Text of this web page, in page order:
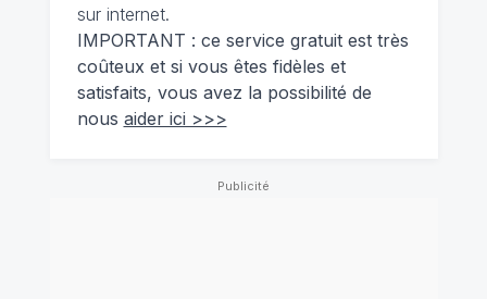
sur internet.
IMPORTANT : ce service gratuit est très
coûteux et si vous êtes fidèles et
satisfaits, vous avez la possibilité de
nous aider ici >>>